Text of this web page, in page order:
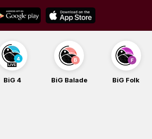
BiG 4 BiG Balade BiG Folk